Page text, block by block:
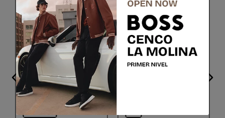
GEOX
BILLETERA DONNA
Talla
ADOLFO DOMINGUEZ